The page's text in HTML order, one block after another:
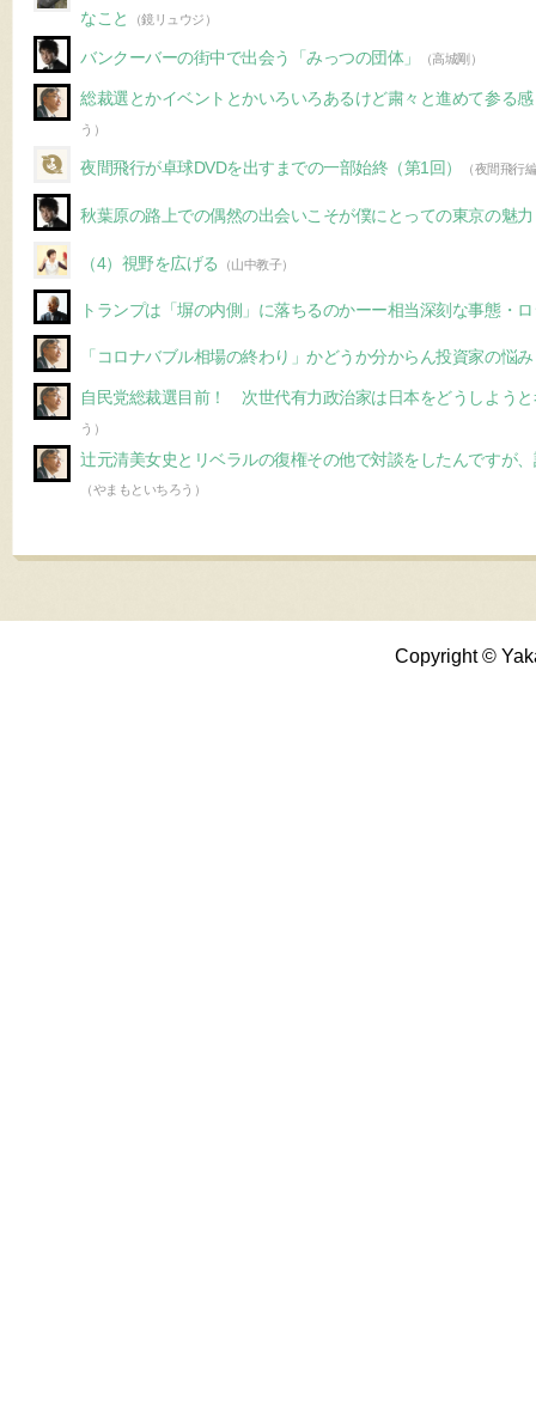
なこと
（鏡リュウジ）
バンクーバーの街中で出会う「みっつの団体」 （高城剛）
総裁選とかイベントとかいろいろあるけど粛々と進めて参る
う）
夜間飛行が卓球DVDを出すまでの一部始終（第1回） （夜間飛行
秋葉原の路上での偶然の出会いこそが僕にとっての東京の魅力
（4）視野を広げる （山中教子）
トランプは「塀の内側」に落ちるのかーー相当深刻な事態・
「コロナバブル相場の終わり」かどうか分からん投資家の悩み
自民党総裁選目前！ 次世代有力政治家は日本をどうしよう
う）
辻元清美女史とリベラルの復権その他で対談をしたんですが
（やまもといちろう）
Copyright ©